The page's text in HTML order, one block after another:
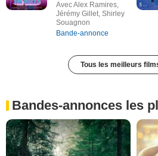
Avec Alex Ramires,
Jérémy Gillet, Shirley
Souagnon
Bande-annonce
Tous les meilleurs
Bandes-annonces les